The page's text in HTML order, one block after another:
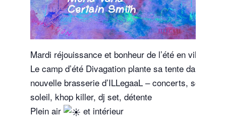
Mardi réjouissance et bonheur de l’été en ville
Le camp d’été Divagation plante sa tente dans la
nouvelle brasserie d’ILLegaaL – concerts, sociaal,
soleil, khop killer, dj set, détente
Plein air
et intérieur